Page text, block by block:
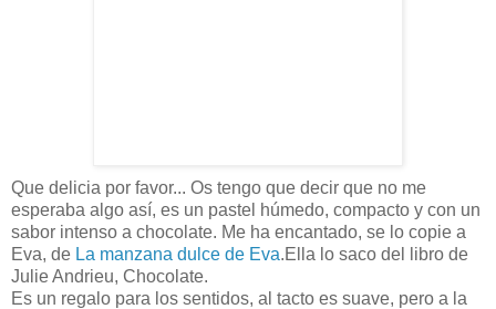
Que delicia por favor... Os tengo que decir que no me
esperaba algo así, es un pastel húmedo, compacto y con un
sabor intenso a chocolate. Me ha encantado, se lo copie a
Eva, de La manzana dulce de Eva.Ella lo saco del libro de
Julie Andrieu, Chocolate.
Es un regalo para los sentidos, al tacto es suave, pero a la